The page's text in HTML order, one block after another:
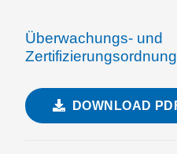
Überwachungs- und
DOWNLOAD